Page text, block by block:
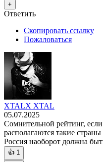
+
Ответить
Скопировать ссылку
Пожаловаться
XTALX XTAL
05.07.2025
Сомнительной рейтинг,
располагаются такие
Россия наоборот должна
👍 1